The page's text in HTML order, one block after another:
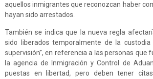
aquellos inmigrantes que reconozcan haber
hayan sido arrestados.
También se indica que la nueva regla
sido liberados temporalmente de la
supervisión”, en referencia a las personas que
la agencia de Inmigración y Control de
puestas en libertad, pero deben tener